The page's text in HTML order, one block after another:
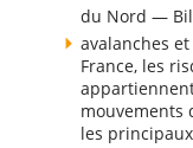
du Nord —
avalanches
France, les
mouvements
les